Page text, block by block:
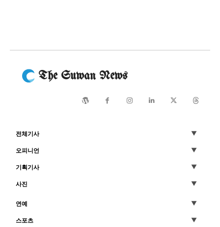
The Suwan News
전체기사
오피니언
기획기사
사진
연예
스포츠